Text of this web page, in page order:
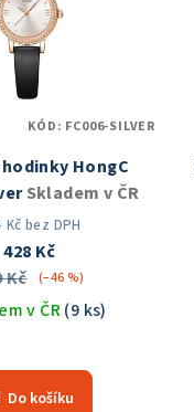
HongC
Skladem v ČR
Kč bez DPH
428 Kč
Kč
(–46 %)
v ČR(9 ks)
Do košíku
KÓD: FC006-SILVER